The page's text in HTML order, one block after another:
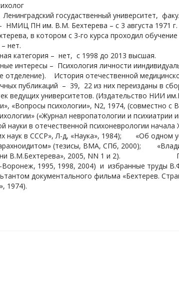
госудаственный университет,
ПН им. В.М. Бехтерева – с 3 августа 1971
в котором с 3-го курса проходил обучение
нет.
категория – нет, с 1998 до 2013 высшая.
интересы – Психология личности
отделение). История отечественной
публикаций – 39, 22 из них переизданы в
ведущих университетов. (Издательство НИИ
«Вопросы психологии», N2, 1974,
(«Журнал невропатологии и
науки в отечественной психоневрологии
наук в СССР», Л-д, «Наука», 1984); «Об одном
(тезисы, ВМА, СПб, 2000);
В.М.Бехтерева», 2005, NN 1 и 2).
1995, 1998, 2004) и избранные труды
документального фильма «Бехтерев.
1974).